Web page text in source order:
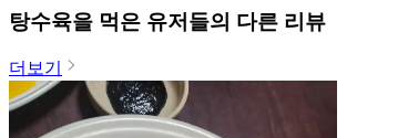
탕수육을 먹은 유저들의 다른 리뷰
더보기